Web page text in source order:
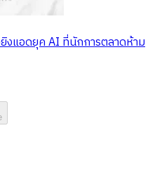
ยิงแอดยุค AI ที่นักการตลาดห้าม